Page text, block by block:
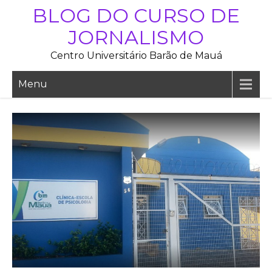
BLOG DO CURSO DE
JORNALISMO
Centro Universitário Barão de Mauá
Menu